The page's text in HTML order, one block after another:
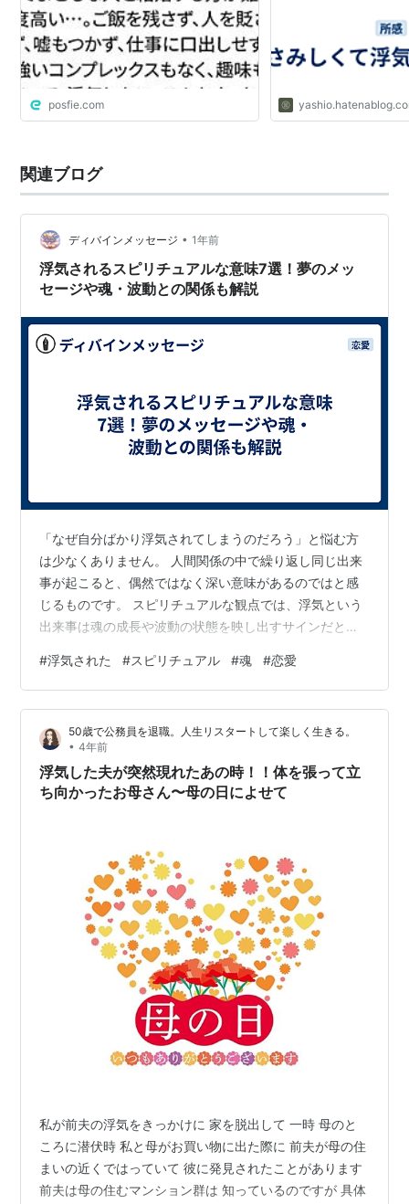
コンプレックスもなく、趣味もあっ
て、浮気しない。こんな人、もう余っ
てない。
posfie.com
関連ブログ
ディバインメッセージ • 1年前
浮気されるスピリチュアルな意味7選！夢のメッ
セージや魂・波動との関係も解説
「なぜ自分ばかり浮気されてしまうのだろう」と悩む方
は少なくありません。 人間関係の中で繰り返し同じ出来
事が起こると、偶然ではなく深い意味があるのではと感
じるものです。 スピリチュアルな観点では、浮気という
出来事は魂の成長や波動の状態を映し出すサインだと考
心の奥にある不安や潜在的なメッセージが形をとって現
れる場合があります。 この記事では浮気されるスピリチ
ュアルな意味を7つに整理し、さらに夢や魂、波動とのつ
ながりについて詳しく解説します。 読み進めることで、
自分の状況を理解しやすくなり、前向きに関係を見直す
きっかけとなるでしょう。 浮気されるス…
#浮気された #スピリチュアル #魂 #恋愛
50歳で公務員を退職。人生リスタートして楽しく生きる。
• 4年前
浮気した夫が突然現れたあの時！！体を張って立
ち向かったお母さん〜母の日によせて
私が前夫の浮気をきっかけに 家を脱出して 一時 母のと
ころに潜伏時 私と母がお買い物に出た際に 前夫が母の住
まいの近くではっていて 彼に発見されたことがあります
前夫は母の住むマンション群は 知っているのですが 具体